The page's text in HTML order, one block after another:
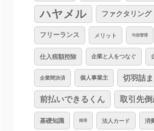
ハヤメル ファクタリング
フリーランス メリット 与信管理
仕入税額控除 企業と人をつなぐ
企業間決済 個人事業主 切羽詰
前払いできるくん 取引先倒
基礎知識 採用 法人カード 消